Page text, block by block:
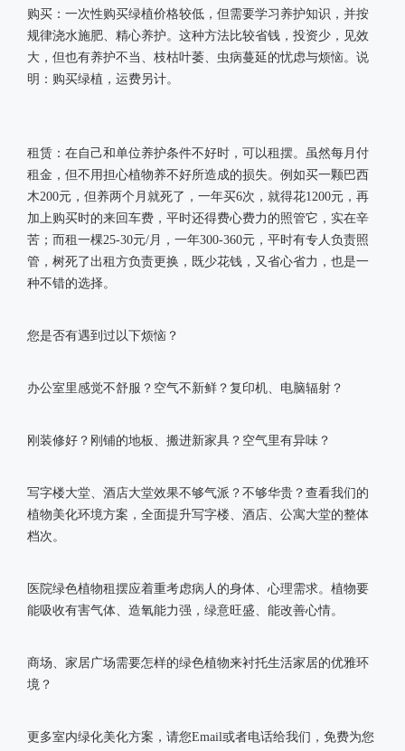
购买：一次性购买绿植价格较低，但需要学习养护知识，并按
规律浇水施肥、精心养护。这种方法比较省钱，投资少，见效
大，但也有养护不当、枝枯叶萎、虫病蔓延的忧虑与烦恼。说
明：购买绿植，运费另计。
租赁：在自己和单位养护条件不好时，可以租摆。虽然每月付
租金，但不用担心植物养不好所造成的损失。例如买一颗巴西
木200元，但养两个月就死了，一年买6次，就得花1200元，再
加上购买时的来回车费，平时还得费心费力的照管它，实在辛
苦；而租一棵25-30元/月，一年300-360元，平时有专人负责照
管，树死了出租方负责更换，既少花钱，又省心省力，也是一
种不错的选择。
您是否有遇到过以下烦恼？
办公室里感觉不舒服？空气不新鲜？复印机、电脑辐射？
刚装修好？刚铺的地板、搬进新家具？空气里有异味？
写字楼大堂、酒店大堂效果不够气派？不够华贵？查看我们的
植物美化环境方案，全面提升写字楼、酒店、公寓大堂的整体
档次。
医院绿色植物租摆应着重考虑病人的身体、心理需求。植物要
能吸收有害气体、造氧能力强，绿意旺盛、能改善心情。
商场、家居广场需要怎样的绿色植物来衬托生活家居的优雅环
境？
更多室内绿化美化方案，请您Email或者电话给我们，免费为您